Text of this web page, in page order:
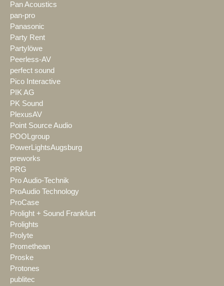
Pan Acoustics
pan-pro
Panasonic
Party Rent
Partylöwe
Peerless-AV
perfect sound
Pico Interactive
PIK AG
PK Sound
PlexusAV
Point Source Audio
POOLgroup
PowerLightsAugsburg
preworks
PRG
Pro Audio-Technik
ProAudio Technology
ProCase
Prolight + Sound Frankfurt
Prolights
Prolyte
Promethean
Proske
Protones
publitec